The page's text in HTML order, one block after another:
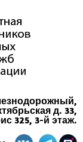
д. 33,
325, 3-й этаж.